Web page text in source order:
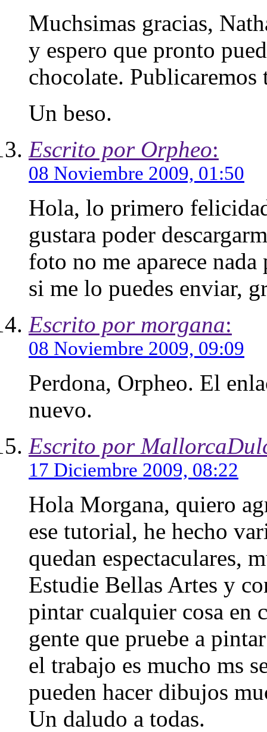
Muchsimas gracias,
y espero que pronto
chocolate.
Un beso.
Escrito por Orpheo:
08 Noviembre 2009, 01:50
Hola, lo primero
gustara poder
foto no me aparece nada
si me lo puedes enviar,
Escrito por morgana:
08 Noviembre 2009, 09:09
Perdona, Orpheo. El
nuevo.
Escrito por
17 Diciembre 2009, 08:22
Hola Morgana, quiero
ese tutorial, he hecho
quedan espectaculares,
Estudie Bellas Artes y
pintar cualquier cosa en
gente que pruebe a
el trabajo es mucho ms
pueden hacer dibujos
Un daludo a todas.